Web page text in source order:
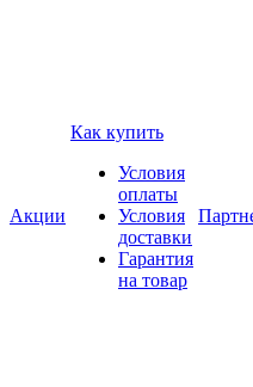
Акции
Как купить
Условия
оплаты
Условия
доставки
Гарантия
на товар